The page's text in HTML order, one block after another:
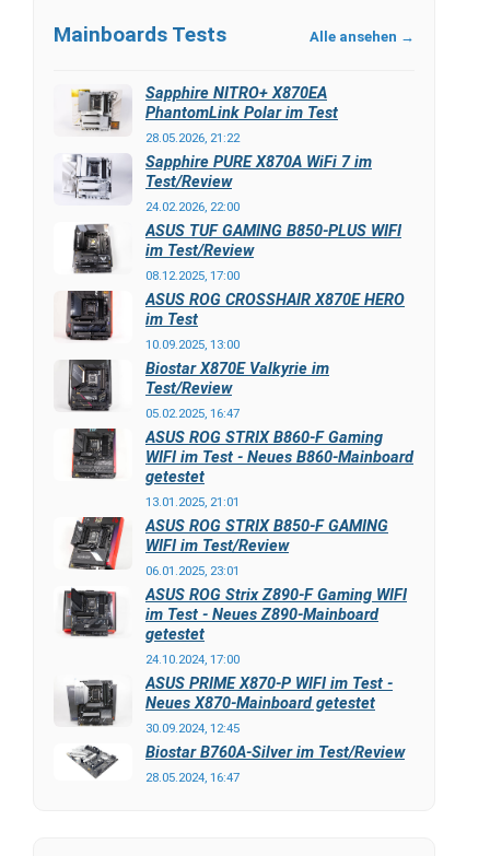
Mainboards Tests Alle ansehen →
Sapphire NITRO+ X870EA
PhantomLink Polar im Test
28.05.2026, 21:22
Sapphire PURE X870A WiFi 7 im
Test/Review
24.02.2026, 22:00
ASUS TUF GAMING B850-PLUS WIFI
im Test/Review
08.12.2025, 17:00
ASUS ROG CROSSHAIR X870E HERO
im Test
10.09.2025, 13:00
Biostar X870E Valkyrie im
Test/Review
05.02.2025, 16:47
ASUS ROG STRIX B860-F Gaming
WIFI im Test - Neues B860-Mainboard
getestet
13.01.2025, 21:01
ASUS ROG STRIX B850-F GAMING
WIFI im Test/Review
06.01.2025, 23:01
ASUS ROG Strix Z890-F Gaming WIFI
im Test - Neues Z890-Mainboard
getestet
24.10.2024, 17:00
ASUS PRIME X870-P WIFI im Test -
Neues X870-Mainboard getestet
30.09.2024, 12:45
Biostar B760A-Silver im Test/Review
28.05.2024, 16:47